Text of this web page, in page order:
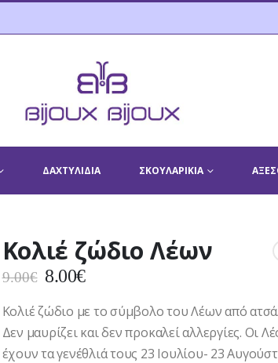
ΔΑΧΤΥΛΊΔΙΑ ΣΚΟΥΛΑΡΊΚΙΑ
Κολιέ ζώδιο Λέων
9.00€ Original
was:
9.00€.
8.00€Η
τιμή
είναι:
8.00€.
Κολιέ ζώδιο με το σύμβολο του Λέων από
Δεν μαυρίζει και δεν προκαλεί αλλεργίες. Οι
έχουν τα γενέθλιά τους 23 Ιουλίου- 23